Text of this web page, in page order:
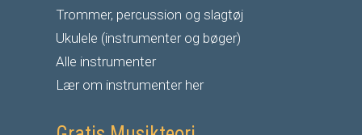
Trommer, percussion og slagtøj
Ukulele (instrumenter og bøger)
Alle instrumenter
Lær om instrumenter her